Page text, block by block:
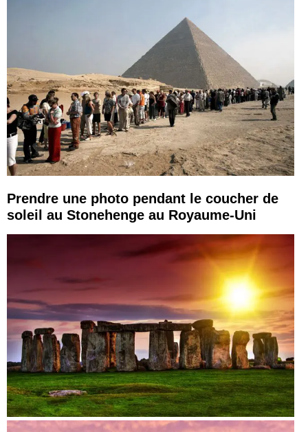
Prendre une photo pendant le coucher de
soleil au Stonehenge au Royaume-Uni